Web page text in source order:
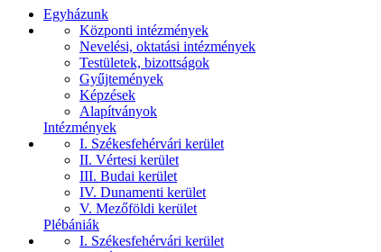
Egyházunk
Központi intézmények
Nevelési, oktatási intézmények
Testületek, bizottságok
Gyűjtemények
Képzések
Alapítványok
Intézmények
I. Székesfehérvári kerület
II. Vértesi kerület
III. Budai kerület
IV. Dunamenti kerület
V. Mezőföldi kerület
Plébániák
I. Székesfehérvári kerület